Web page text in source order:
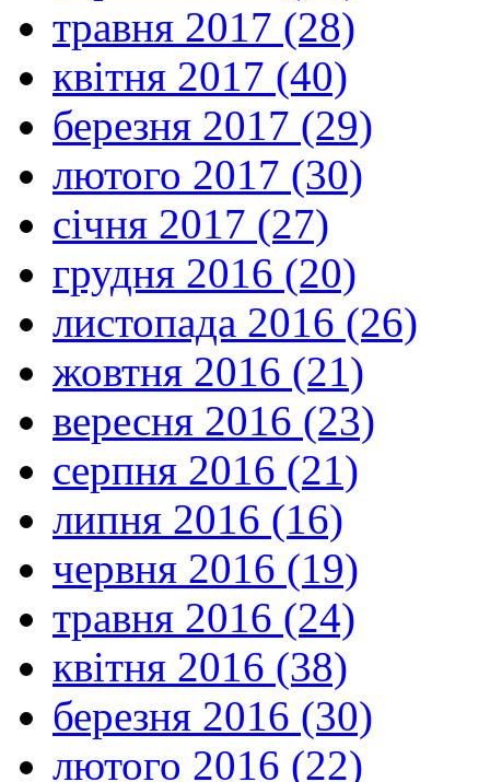
травня 2017 (28)
квітня 2017 (40)
березня 2017 (29)
лютого 2017 (30)
січня 2017 (27)
грудня 2016 (20)
листопада 2016 (26)
жовтня 2016 (21)
вересня 2016 (23)
серпня 2016 (21)
липня 2016 (16)
червня 2016 (19)
травня 2016 (24)
квітня 2016 (38)
березня 2016 (30)
лютого 2016 (22)